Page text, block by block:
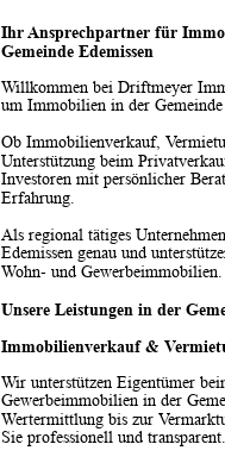
Ihr Ansprechpartner für
Gemeinde Edemissen
Willkommen bei Driftmeyer
um Immobilien in der
Ob Immobilienverkauf,
Unterstützung beim
Investoren mit persönlicher
Erfahrung.
Als regional tätiges
Edemissen genau und
Wohn- und Gewerbeimmobilien.
Unsere Leistungen in der
Immobilienverkauf &
Wir unterstützen Eigentümer
Gewerbeimmobilien in der
Wertermittlung bis zur
Sie professionell und transparent.